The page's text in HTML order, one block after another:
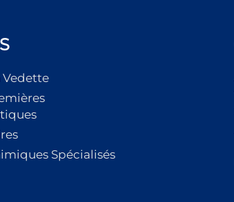
Vedette
Spécialisés